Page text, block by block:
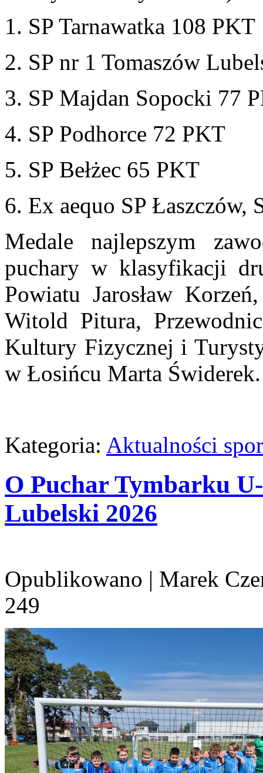
1. SP Tarnawatka 108 PKT
2. SP nr 1 Tomaszów
3. SP Majdan Sopocki 77
4. SP Podhorce 72 PKT
5. SP Bełżec 65 PKT
6. Ex aequo SP Łaszczów,
Medale najlepszym
puchary w klasyfikacji
Powiatu Jarosław
Witold Pitura,
Kultury Fizycznej i
w Łosińcu Marta Świderek.
Kategoria: Aktualności
O Puchar Tymbarku
Lubelski 2026
Opublikowano | Marek
249